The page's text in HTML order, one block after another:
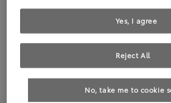
Hier geht's leider
Die angeforderte Seite kann
werden.
No, take me to cookie
Reject All
Yes, I agree